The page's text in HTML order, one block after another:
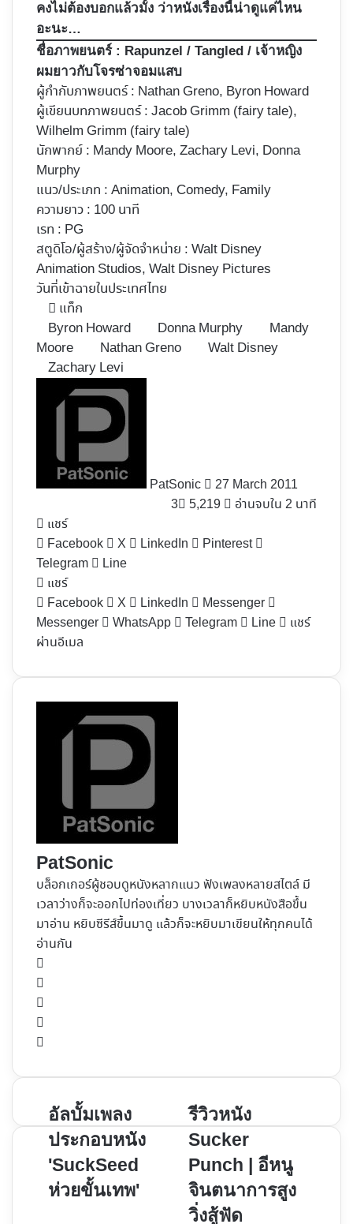
คงไม่ต้องบอกแล้วมั้ง ว่าหนังเรื่องนี้น่าดูแค่ไหน
อะนะ…
ชื่อภาพยนตร์ : Rapunzel / Tangled / เจ้าหญิง
ผมยาวกับโจรซ่าจอมแสบ
ผู้กำกับภาพยนตร์ : Nathan Greno, Byron Howard
ผู้เขียนบทภาพยนตร์ : Jacob Grimm (fairy tale),
Wilhelm Grimm (fairy tale)
นักพากย์ : Mandy Moore, Zachary Levi, Donna
Murphy
แนว/ประเภท : Animation, Comedy, Family
ความยาว : 100 นาที
เรท : PG
สตูดิโอ/ผู้สร้าง/ผู้จัดจำหน่าย : Walt Disney
Animation Studios, Walt Disney Pictures
วันที่เข้าฉายในประเทศไทย
แท็ก
Byron Howard
Donna Murphy
Mandy
Moore
Nathan Greno
Walt Disney
Zachary Levi
PatSonic
27 March 2011
3
5,219
อ่านจบใน 2 นาที
แชร์
Facebook
X LinkedIn
Pinterest
Telegram
Line
แชร์
Facebook
X LinkedIn
Messenger
Messenger
WhatsApp Telegram Line
แชร์
ผ่านอีเมล
PatSonic
บล็อกเกอร์ผู้ชอบดูหนังหลากแนว ฟังเพลงหลายสไตล์ มี
เวลาว่างก็จะออกไปท่องเที่ยว บางเวลาก็หยิบหนังสือขึ้น
มาอ่าน หยิบซีรีส์ขึ้นมาดู แล้วก็จะหยิบมาเขียนให้ทุกคนได้
อ่านกัน
อัลบั้ม
เพลง
ประกอบ
หนัง
'SuckSeed
อัลบั้มเพลง
ประกอบหนัง
'SuckSeed
ห่วยขั้นเทพ'
รีวิว
หนัง
Sucker
Punch
|
อี
รีวิวหนัง
Sucker
Punch | อีหนู
จินตนาการสูง
วิ่งสู้ฟัด